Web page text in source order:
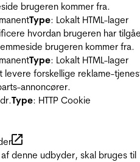
brugeren kommer fra.
Type: Lokalt HTML-lager
hvordan brugeren har
brugeren kommer fra.
Type: Lokalt HTML-lager
levere forskellige reklame-
annoncører.
Type: HTTP Cookie
denne udbyder, skal bruges til